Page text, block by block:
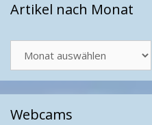
Artikel nach Monat
nach
Monat
Webcams